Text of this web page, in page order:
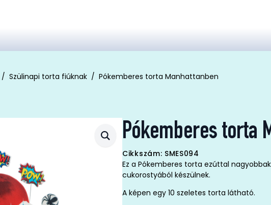
Szülinapi torta fiúknak Pókemberes torta Manhattanben
Pókemberes torta
Cikkszám: SMES094
Ez a Pókemberes torta ezúttal
cukorostyából készülnek.
A képen egy 10 szeletes torta látható.